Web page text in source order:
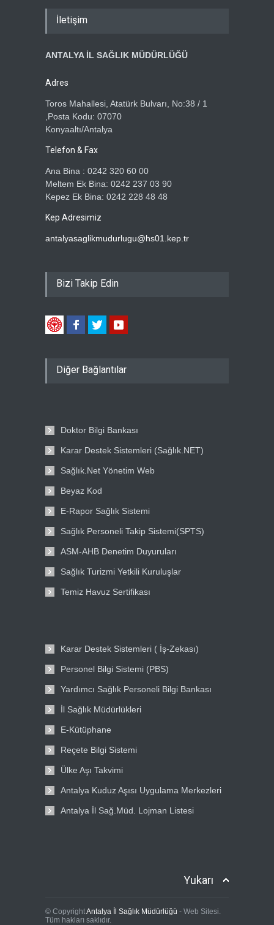
İletişim
ANTALYA İL SAĞLIK MÜDÜRLÜĞÜ
Adres
Toros Mahallesi, Atatürk Bulvarı, No:38 / 1
,Posta Kodu: 07070
Konyaaltı/Antalya
Telefon & Fax
Ana Bina : 0242 320 60 00
Meltem Ek Bina: 0242 237 03 90
Kepez Ek Bina: 0242 228 48 48
Kep Adresimiz
antalyasaglikmudurlugu@hs01.kep.tr
Bizi Takip Edin
Diğer Bağlantılar
Doktor Bilgi Bankası
Karar Destek Sistemleri (Sağlık.NET)
Sağlık.Net Yönetim Web
Beyaz Kod
E-Rapor Sağlık Sistemi
Sağlık Personeli Takip Sistemi(SPTS)
ASM-AHB Denetim Duyuruları
Sağlık Turizmi Yetkili Kuruluşlar
Temiz Havuz Sertifikası
Karar Destek Sistemleri ( İş-Zekası)
Personel Bilgi Sistemi (PBS)
Yardımcı Sağlık Personeli Bilgi Bankası
İl Sağlık Müdürlükleri
E-Kütüphane
Reçete Bilgi Sistemi
Ülke Aşı Takvimi
Antalya Kuduz Aşısı Uygulama Merkezleri
Antalya İl Sağ.Müd. Lojman Listesi
Yukarı
© CopyrightAntalya İl Sağlık Müdürlüğü - Web Sitesi.
Tüm hakları saklıdır.